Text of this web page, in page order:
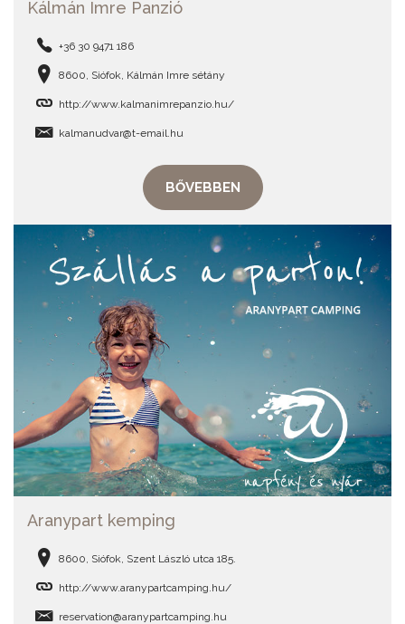
Kálmán Imre Panzió
+36 30 9471 186
8600, Siófok, Kálmán Imre sétány
http://www.kalmanimrepanzio.hu/
kalmanudvar@t-email.hu
BŐVEBBEN
Aranypart kemping
8600, Siófok, Szent László utca 185.
http://www.aranypartcamping.hu/
reservation@aranypartcamping.hu